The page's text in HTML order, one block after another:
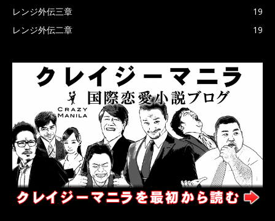
レンジ外伝三章
19
レンジ外伝二章
19